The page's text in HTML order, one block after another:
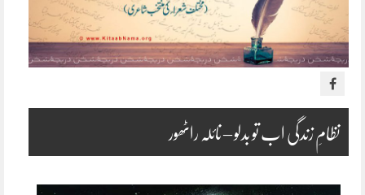
نظامِ زندگی اب تو بدلو – نائلہ راٹھور